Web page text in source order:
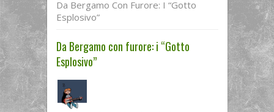
Da Bergamo Con Furore: I “Gotto
Esplosivo”
Da Bergamo con furore: i “Gotto
Esplosivo”